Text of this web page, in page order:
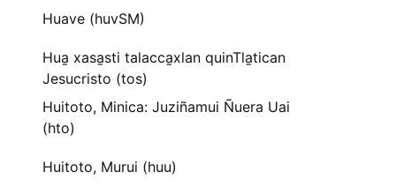
Huave (huvSM)
Hua̱ xasa̱sti talacca̱xlan quinTla̱tican
Jesucristo (tos)
Huitoto, Minica: Juziñamui Ñuera Uai
(hto)
Huitoto, Murui (huu)